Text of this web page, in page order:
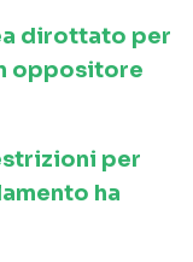
dirottato per
oppositore
per
ha